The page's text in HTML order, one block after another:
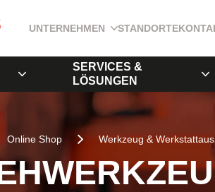
UNTERNEHMEN STANDORTE
SERVICES &
LÖSUNGEN
Online Shop Werkzeug &